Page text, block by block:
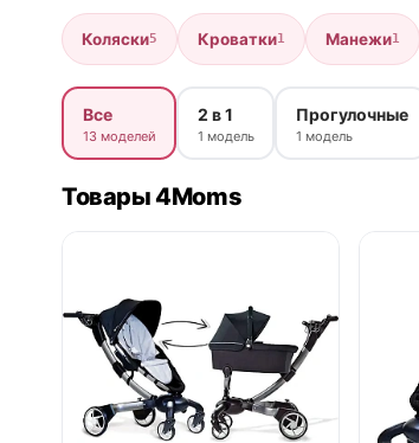
Коляски5 Кроватки1 Манежи1
Все
13 моделей
2 в 1
1 модель
Прогулочные
1 модель
Товары 4Moms
нет